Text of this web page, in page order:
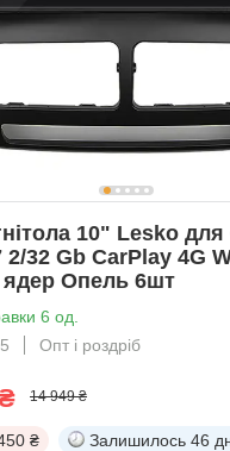
10" Lesko
2/32 Gb CarPlay 4G
ядер Опель 6шт
6 од.
Опт і роздріб
14 949 ₴
₴ Залишилось 46